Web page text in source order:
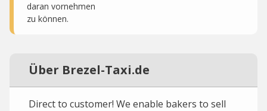
daran vornehmen
zu können.
Über Brezel-Taxi.de
Direct to customer! We enable bakers to sell